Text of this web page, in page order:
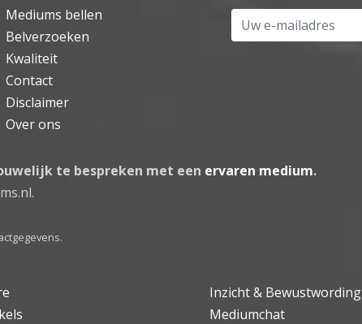
Mediums bellen
Belverzoeken
Kwaliteit
Contact
Disclaimer
Over ons
Uw e-mailadres
te bespreken met een ervaren medium.
Inzicht & Bewustwording
Mediumchat